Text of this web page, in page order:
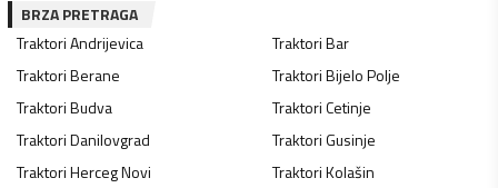
BRZA PRETRAGA
TraktoriAndrijevica TraktoriBar
TraktoriBerane TraktoriBijelo Polje
TraktoriBudva TraktoriCetinje
TraktoriDanilovgrad TraktoriGusinje
TraktoriHerceg Novi TraktoriKolašin